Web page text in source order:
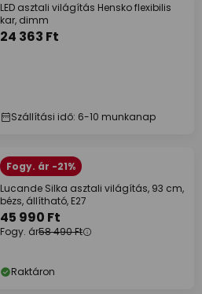
LED asztali világítás Hensko flexibilis
kar, dimm
24 363 Ft
Szállítási idő: 6-10 munkanap
Fogy. ár -21%
Lucande Silka asztali világítás, 93 cm,
bézs, állítható, E27
45 990 Ft
Fogy. ár58 490 Ft
Raktáron